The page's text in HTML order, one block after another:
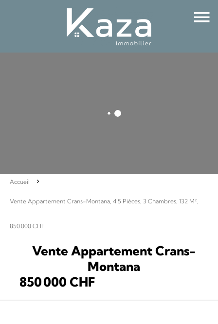
Accueil
Vente Appartement Crans-Montana, 4.5 Pièces, 3 Chambres, 132 M²,
850 000 CHF
Vente Appartement Crans-
Montana
850 000 CHF